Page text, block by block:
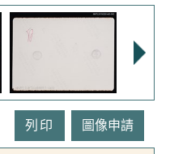
列印